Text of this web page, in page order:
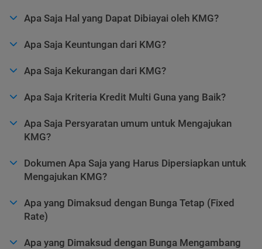
Apa Saja Hal yang Dapat Dibiayai oleh KMG?
Apa Saja Keuntungan dari KMG?
Apa Saja Kekurangan dari KMG?
Apa Saja Kriteria Kredit Multi Guna yang Baik?
Apa Saja Persyaratan umum untuk Mengajukan
KMG?
Dokumen Apa Saja yang Harus Dipersiapkan untuk
Mengajukan KMG?
Apa yang Dimaksud dengan Bunga Tetap (Fixed
Rate)
Apa yang Dimaksud dengan Bunga Mengambang